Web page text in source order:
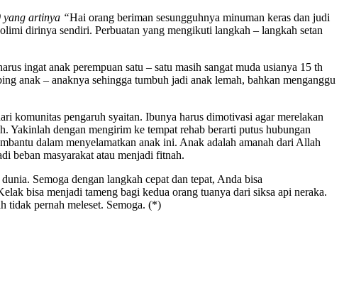
yang artinya “Hai orang beriman sesungguhnya minuman keras dan judi
dirinya sendiri. Perbuatan yang mengikuti langkah – langkah setan
ingat anak perempuan satu – satu masih sangat muda usianya 15 th
anak – anaknya sehingga tumbuh jadi anak lemah, bahkan menganggu
komunitas pengaruh syaitan. Ibunya harus dimotivasi agar merelakan
Yakinlah dengan mengirim ke tempat rehab berarti putus hubungan
dalam menyelamatkan anak ini. Anak adalah amanah dari Allah
beban masyarakat atau menjadi fitnah.
Semoga dengan langkah cepat dan tepat, Anda bisa
bisa menjadi tameng bagi kedua orang tuanya dari siksa api neraka.
tidak pernah meleset. Semoga. (*)